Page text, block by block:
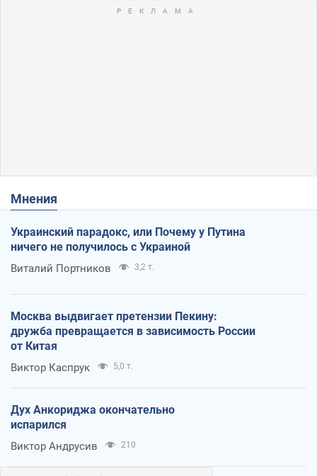
Мнения
Украинский парадокс, или Почему у Путина
ничего не получилось с Украиной
Виталий Портников 3,2 т.
Москва выдвигает претензии Пекину:
дружба превращается в зависимость России
от Китая
Виктор Каспрук 5,0 т.
Дух Анкориджа окончательно
испарился
Виктор Андрусив 210